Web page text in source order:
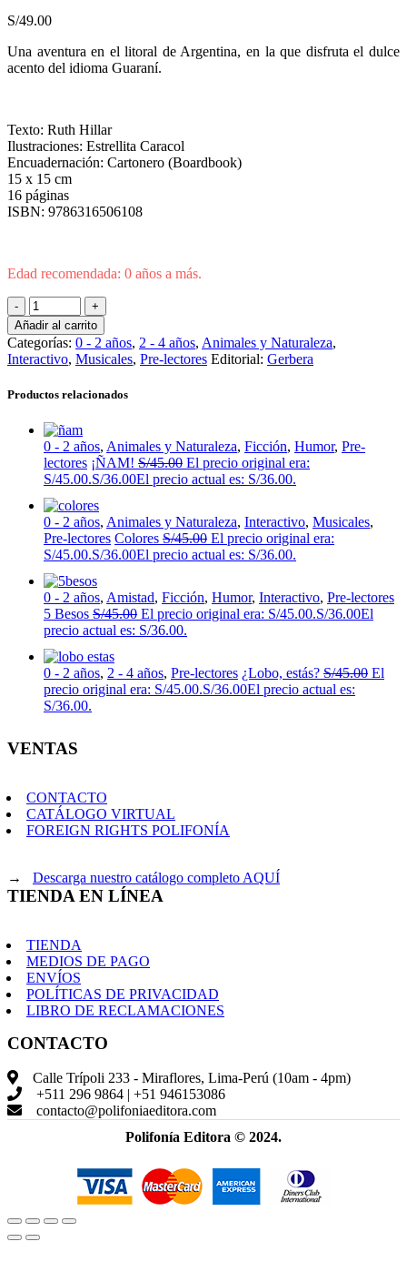
S/49.00
Una aventura en el litoral de Argentina, en la que disfruta el dulce
acento del idioma Guaraní.
Texto: Ruth Hillar
Ilustraciones: Estrellita Caracol
Encuadernación: Cartonero (Boardbook)
15 x 15 cm
16 páginas
ISBN: 9786316506108
Edad recomendada: 0 años a más.
Añadir al carrito
Categorías: 0 - 2 años, 2 - 4 años, Animales y Naturaleza,
Interactivo, Musicales, Pre-lectores Editorial: Gerbera
Productos relacionados
0 - 2 años, Animales y Naturaleza, Ficción, Humor, Pre-
lectores ¡ÑAM! S/45.00 El precio original era:
S/45.00.S/36.00El precio actual es: S/36.00.
0 - 2 años, Animales y Naturaleza, Interactivo, Musicales,
Pre-lectores Colores S/45.00 El precio original era:
S/45.00.S/36.00El precio actual es: S/36.00.
0 - 2 años, Amistad, Ficción, Humor, Interactivo, Pre-lectores
5 Besos S/45.00 El precio original era: S/45.00.S/36.00El
precio actual es: S/36.00.
0 - 2 años, 2 - 4 años, Pre-lectores ¿Lobo, estás? S/45.00 El
precio original era: S/45.00.S/36.00El precio actual es:
S/36.00.
VENTAS
CONTACTO
CATÁLOGO VIRTUAL
FOREIGN RIGHTS POLIFONÍA
→ Descarga nuestro catálogo completo AQUÍ
TIENDA EN LÍNEA
TIENDA
MEDIOS DE PAGO
ENVÍOS
POLÍTICAS DE PRIVACIDAD
LIBRO DE RECLAMACIONES
CONTACTO
Calle Trípoli 233 - Miraflores, Lima-Perú (10am - 4pm)
+511 296 9864 | +51 946153086
contacto@polifoniaeditora.com
Polifonía Editora © 2024.